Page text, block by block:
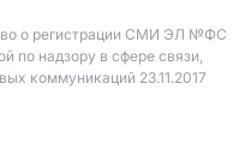
о регистрации СМИ ЭЛ №ФС
по надзору в сфере связи,
коммуникаций 23.11.2017